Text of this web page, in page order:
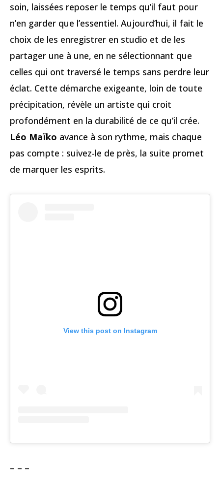
soin, laissées reposer le temps qu’il faut pour
n’en garder que l’essentiel. Aujourd’hui, il fait le
choix de les enregistrer en studio et de les
partager une à une, en ne sélectionnant que
celles qui ont traversé le temps sans perdre leur
éclat. Cette démarche exigeante, loin de toute
précipitation, révèle un artiste qui croit
profondément en la durabilité de ce qu’il crée.
Léo Maïko avance à son rythme, mais chaque
pas compte : suivez-le de près, la suite promet
de marquer les esprits.
View this post on Instagram
– – –